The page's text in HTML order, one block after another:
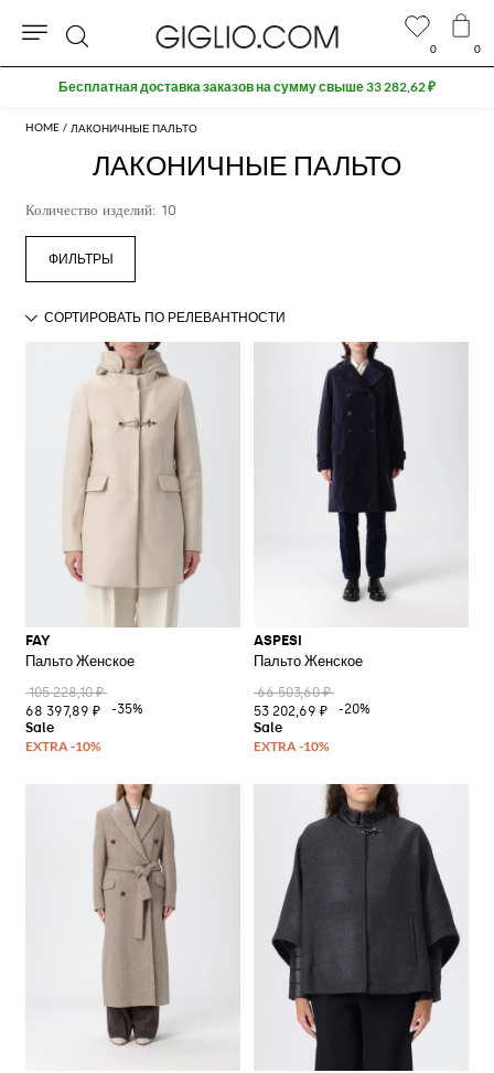
ЛАКОНИЧНЫЕ ПАЛЬТО
ЛАКОНИЧНЫЕ ПАЛЬТО
Количество изделий: 10
FAY
Пальто Женское
105 228,10 ₽
68 397,89 ₽
-35%
ASPESI
Пальто Женское
66 503,60 ₽
53 202,69 ₽
-20%
0 0
Поиск
Бесплатная доставка заказов на сумму свыше 33 282,62 ₽